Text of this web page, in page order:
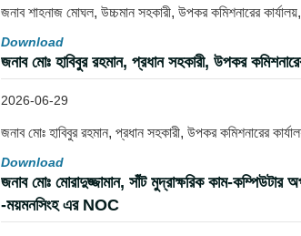
জনাব শাহনাজ মোঘল, উচ্চমান সহকারী, উপকর কমিশনারের
Download
জনাব মোঃ হাবিবুর রহমান, প্রধান সহকারী, উপকর
2026-06-29
জনাব মোঃ হাবিবুর রহমান, প্রধান সহকারী, উপকর কমিশনারের
Download
জনাব মোঃ মোরাদুজ্জামান, সাঁট মুদ্রাক্ষরিক কাম-
-ময়মনসিংহ এর NOC